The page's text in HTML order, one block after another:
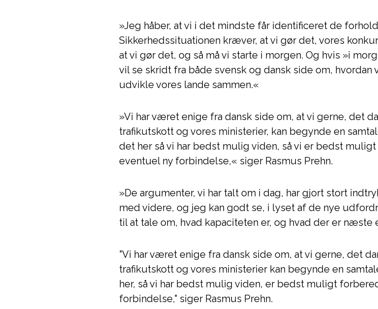
»Jeg håber, at vi i det mindste får identificeret de
Sikkerhedssituationen kræver, at vi gør det, vores
at vi gør det, og så må vi starte i morgen. Og hvis »i
vil se skridt fra både svensk og dansk side om, hvordan
udvikle vores lande sammen.«
»Vi har været enige fra dansk side om, at vi gerne, det
trafikutskott og vores ministerier, kan begynde en
det her så vi har bedst mulig viden, så vi er bedst
eventuel ny forbindelse,« siger Rasmus Prehn.
»De argumenter, vi har talt om i dag, har gjort stort
med videre, og jeg kan godt se, i lyset af de nye
til at tale om, hvad kapaciteten er, og hvad der er næste
"Vi har været enige fra dansk side om, at vi gerne, det
trafikutskott og vores ministerier kan begynde en
her, så vi har bedst mulig viden, er bedst muligt
forbindelse," siger Rasmus Prehn.